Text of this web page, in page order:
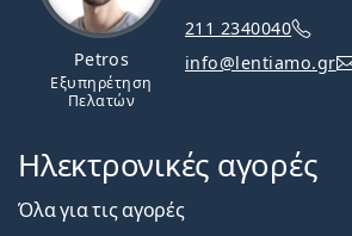
Petros
Εξυπηρέτηση
Πελατών
211 2340040
info@lentiamo.gr
Ηλεκτρονικές αγορές
Όλα για τις αγορές